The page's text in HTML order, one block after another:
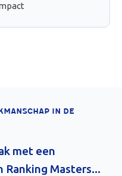
IN DE
met een
Ranking Masters...